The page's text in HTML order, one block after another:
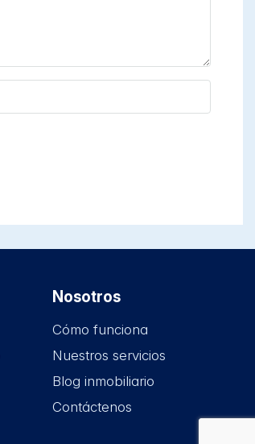
Nosotros
Cómo funciona
Nuestros servicios
Blog inmobiliario
Contáctenos